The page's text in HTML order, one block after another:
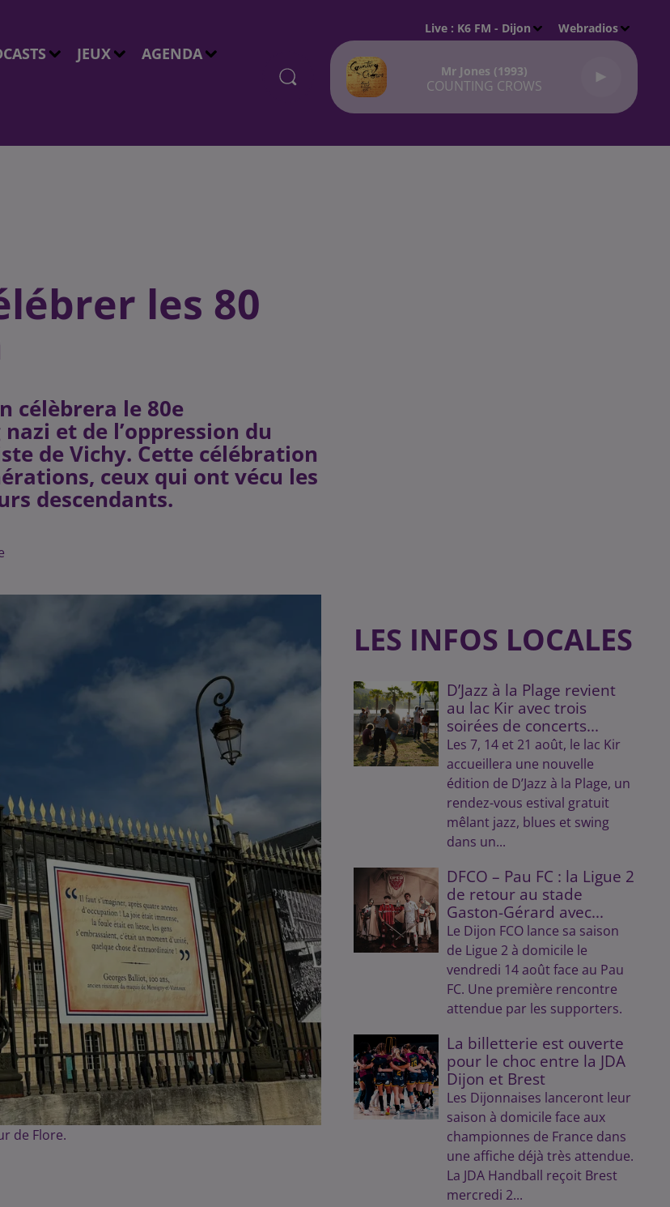
JEUX AGENDA
Live : K6 FM - Dijon Webradios
Mr Jones (1993)
COUNTING CROWS
les 80
célèbrera le 80e
et de l’oppression du
de Vichy. Cette célébration
ceux qui ont vécu les
descendants.
de Flore.
LES INFOS LOCALES
D’Jazz à la Plage revient
au lac Kir avec trois
soirées de concerts...
Les 7, 14 et 21 août, le lac Kir
accueillera une nouvelle
édition de D’Jazz à la Plage, un
rendez-vous estival gratuit
mêlant jazz, blues et swing
dans un...
DFCO – Pau FC : la Ligue 2
de retour au stade
Gaston-Gérard avec...
Le Dijon FCO lance sa saison
de Ligue 2 à domicile le
vendredi 14 août face au Pau
FC. Une première rencontre
attendue par les supporters.
La billetterie est ouverte
pour le choc entre la JDA
Dijon et Brest
Les Dijonnaises lanceront leur
saison à domicile face aux
championnes de France dans
une affiche déjà très attendue.
La JDA Handball reçoit Brest
mercredi 2...